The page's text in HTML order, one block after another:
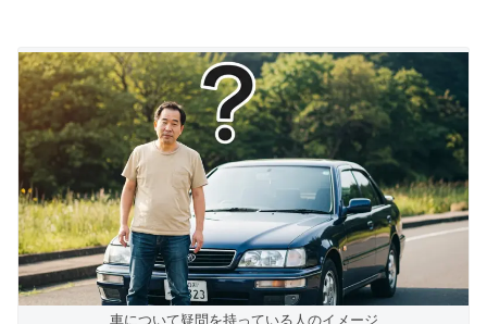
車について疑問を持っている人のイメージ